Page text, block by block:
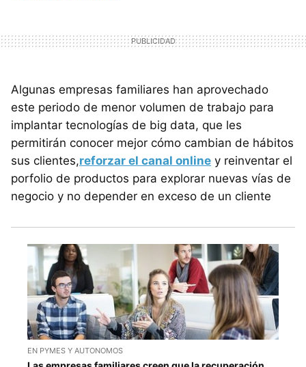
Algunas empresas familiares han aprovechado
este periodo de menor volumen de trabajo para
implantar tecnologías de big data, que les
permitirán conocer mejor cómo cambian de hábitos
sus clientes,reforzar el canal online y reinventar el
porfolio de productos para explorar nuevas vías de
negocio y no depender en exceso de un cliente
EN PYMES Y AUTONOMOS